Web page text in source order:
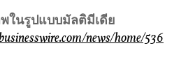
ในรูปแบบมัลติมีเดีย
news/home/536